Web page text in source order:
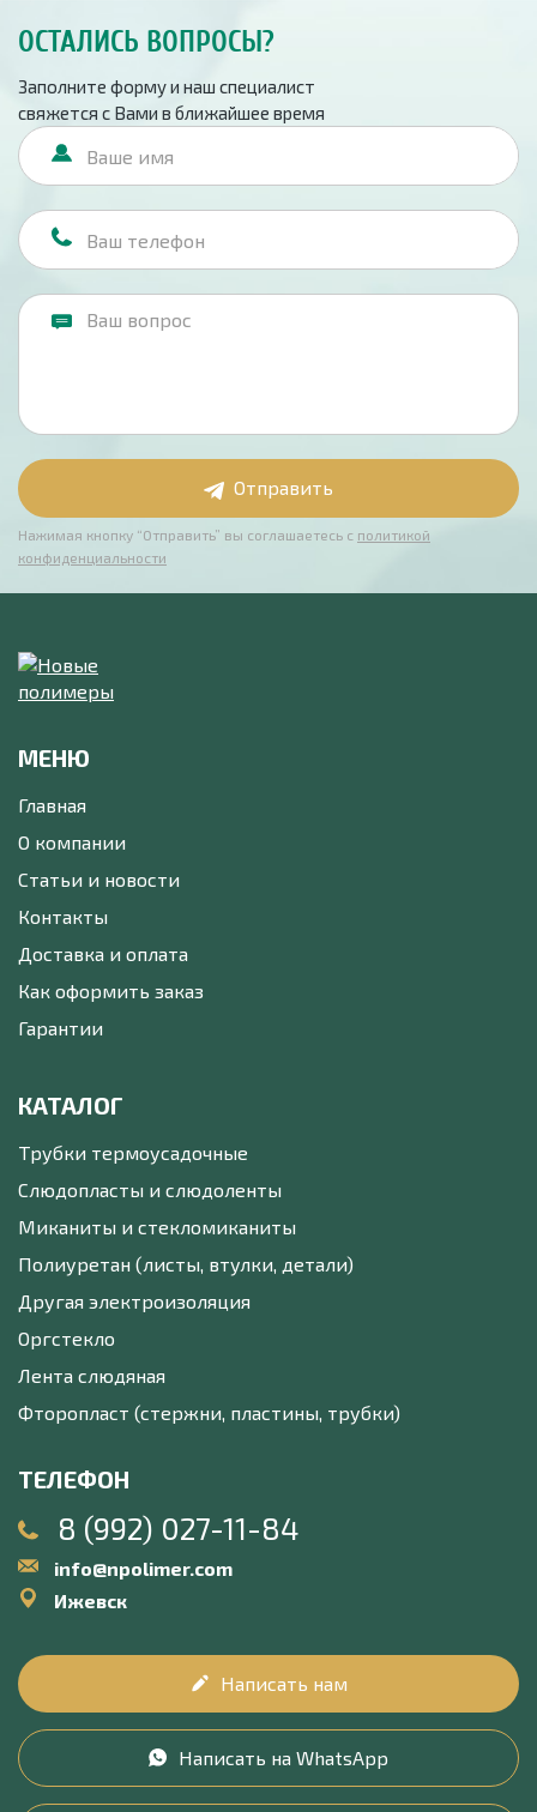
ОСТАЛИСЬ ВОПРОСЫ?
Заполните форму и наш специалист
свяжется с Вами в ближайшее время
Отправить
Нажимая кнопку “Отправить” вы соглашаетесь с политикой
конфиденциальности
МЕНЮ
Главная
О компании
Статьи и новости
Контакты
Доставка и оплата
Как оформить заказ
Гарантии
КАТАЛОГ
Трубки термоусадочные
Слюдопласты и слюдоленты
Миканиты и стекломиканиты
Полиуретан (листы, втулки, детали)
Другая электроизоляция
Оргстекло
Лента слюдяная
Фторопласт (стержни, пластины, трубки)
ТЕЛЕФОН
8 (992) 027-11-84
info@npolimer.com
Ижевск
Написать нам
Написать на WhatsApp